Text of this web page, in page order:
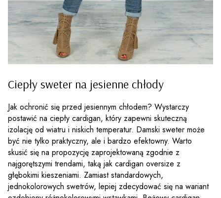
Ciepły sweter na jesienne chłody
Jak ochronić się przed jesiennym chłodem? Wystarczy
postawić na ciepły cardigan, który zapewni skuteczną
izolację od wiatru i niskich temperatur. Damski sweter może
być nie tylko praktyczny, ale i bardzo efektowny. Warto
skusić się na propozycję zaprojektowaną zgodnie z
najgorętszymi trendami, taką jak cardigan oversize z
głębokimi kieszeniami. Zamiast standardowych,
jednokolorowych swetrów, lepiej zdecydować się na wariant